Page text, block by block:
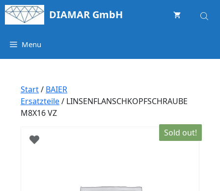
Springe
zum
DIAMAR GmbH
Menu
Start/ BAIER
Ersatzteile/ LINSENFLANSCHKOPFSCHRAUBE
M8X16 VZ
Sold out!